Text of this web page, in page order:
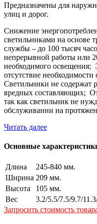
Предназначены для
улиц и дорог.
Снижение
светильниками на
службы – до 100 тысяч
непрерывной работы или
необходимого освещения;
отсутствие
Светильники не содержат
вредных составляющих;
так как светильник не
обслуживании на
Читать далее
Основные
Длина
245-840 мм.
Ширина 209 мм.
Высота
105 мм.
Вес
3.2/5.5/7.5/9.7/
Запросить стоимость